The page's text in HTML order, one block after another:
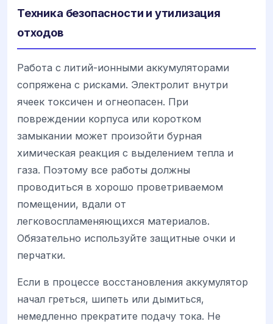
Техника безопасности и утилизация
отходов
Работа с литий-ионными аккумуляторами
сопряжена с рисками. Электролит внутри
ячеек токсичен и огнеопасен. При
повреждении корпуса или коротком
замыкании может произойти бурная
химическая реакция с выделением тепла и
газа. Поэтому все работы должны
проводиться в хорошо проветриваемом
помещении, вдали от
легковоспламеняющихся материалов.
Обязательно используйте защитные очки и
перчатки.
Если в процессе восстановления аккумулятор
начал греться, шипеть или дымиться,
немедленно прекратите подачу тока. Не